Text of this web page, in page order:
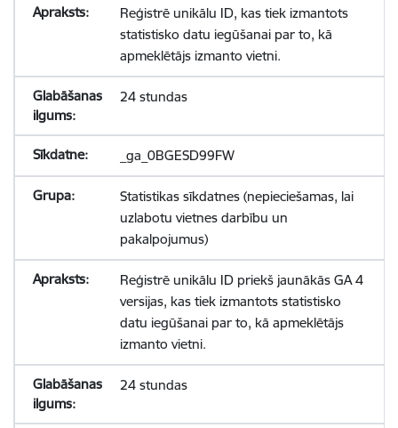
Reģistrē unikālu ID, kas tiek izmantots
statistisko datu iegūšanai par to, kā
apmeklētājs izmanto vietni.
24 stundas
_ga_0BGESD99FW
Statistikas sīkdatnes (nepieciešamas, lai
uzlabotu vietnes darbību un
pakalpojumus)
Reģistrē unikālu ID priekš jaunākās GA 4
versijas, kas tiek izmantots statistisko
datu iegūšanai par to, kā apmeklētājs
izmanto vietni.
24 stundas